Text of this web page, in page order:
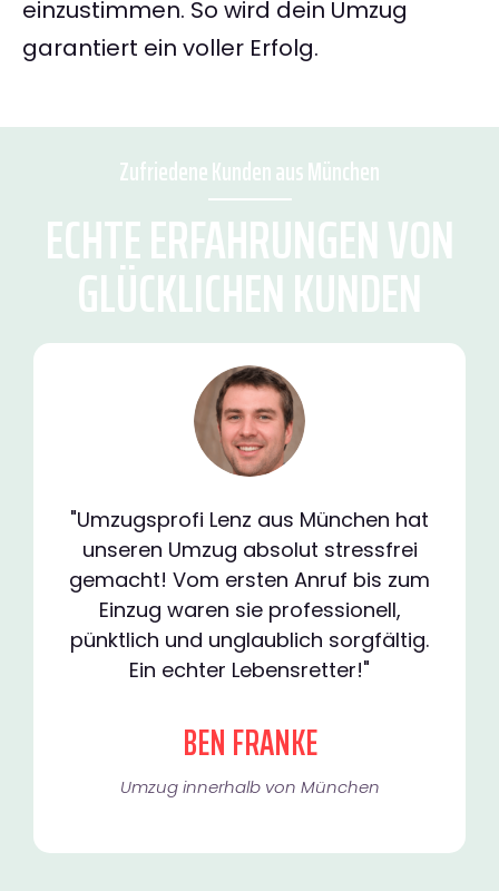
einzustimmen. So wird dein Umzug
garantiert ein voller Erfolg.
Zufriedene Kunden aus München
ECHTE ERFAHRUNGEN VON
GLÜCKLICHEN KUNDEN
"Umzugsprofi Lenz aus München hat
unseren Umzug absolut stressfrei
gemacht! Vom ersten Anruf bis zum
Einzug waren sie professionell,
pünktlich und unglaublich sorgfältig.
Ein echter Lebensretter!"
BEN FRANKE
Umzug innerhalb von München​